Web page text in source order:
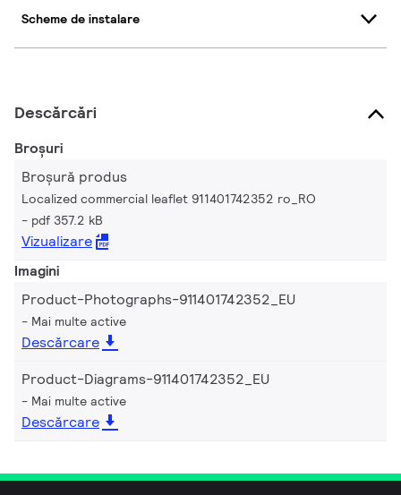
Scheme de instalare
Descărcări
Broșuri
Broșură produs
Localized commercial leaflet 911401742352 ro_RO
pdf 357.2 kB
Vizualizare
Imagini
Product-Photographs-911401742352_EU
Mai multe active
Descărcare
Product-Diagrams-911401742352_EU
Mai multe active
Descărcare